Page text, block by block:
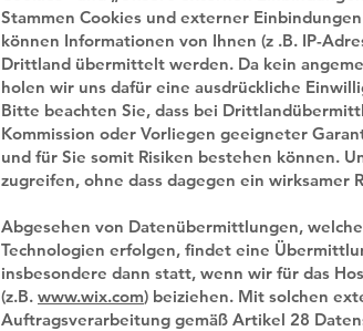
Stammen Cookies und externer
können Informationen von Ihnen (z .B. IP-
Drittland übermittelt werden. Da kein
holen wir uns dafür eine ausdrückliche
Bitte beachten Sie, dass bei
Kommission oder Vorliegen geeigneter
und für Sie somit Risiken bestehen können.
zugreifen, ohne dass dagegen ein wirksamer
Abgesehen von Datenübermittlungen,
Technologien erfolgen, findet eine
insbesondere dann statt, wenn wir für das
(z.B. www.wix.com) beiziehen. Mit solchen
Auftragsverarbeitung gemäß Artikel 28